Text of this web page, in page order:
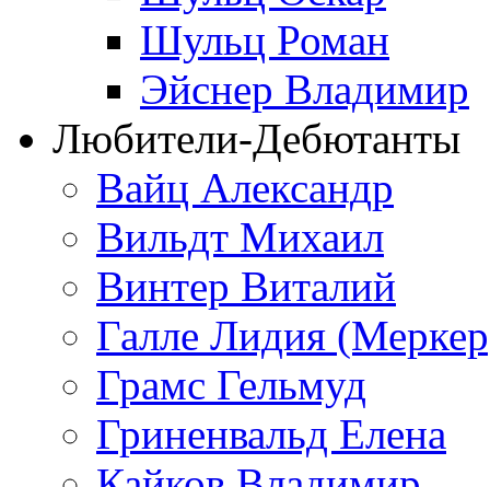
Шульц Роман
Эйснер Владимир
Любители-Дебютанты
Вайц Александр
Вильдт Михаил
Винтер Виталий
Галле Лидия
Грамс Гельмуд
Гриненвальд Елена